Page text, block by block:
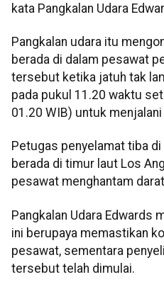
kata Pangkalan Udara
Pangkalan udara itu
berada di dalam pesawat
tersebut ketika jatuh tak
pada pukul 11.20 waktu
01.20 WIB) untuk
Petugas penyelamat tiba
berada di timur laut Los
pesawat menghantam
Pangkalan Udara Edwards
ini berupaya memastikan
pesawat, sementara
tersebut telah dimulai.